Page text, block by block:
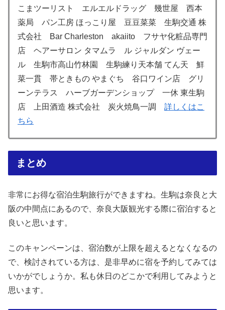
こまツーリスト エルエルドラッグ 幾世屋 西本
薬局 パン工房 ほっこり屋 豆豆菜菜 生駒交通 株
式会社 Bar Charleston akaiito フサヤ化粧品専門
店 ヘアーサロン タマムラ ル ジャルダン ヴェー
ル 生駒市高山竹林園 生駒練り天本舗 てん天 鮮
菜一貫 帯ときもの やまぐち 谷口ワイン店 グリ
ーンテラス ハーブガーデンショップ 一休 東生駒
店 上田酒造 株式会社 炭火焼鳥一調 詳しくはこ
ちら
まとめ
非常にお得な宿泊生駒旅行ができますね。生駒は奈良と大
阪の中間点にあるので、奈良大阪観光する際に宿泊すると
良いと思います。
このキャンペーンは、宿泊数が上限を超えるとなくなるの
で、検討されている方は、是非早めに宿を予約してみては
いかがでしょうか。私も休日のどこかで利用してみようと
思います。